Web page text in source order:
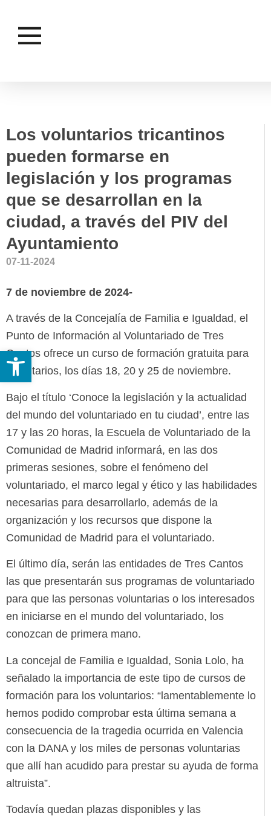
Los voluntarios tricantinos
pueden formarse en
legislación y los programas
que se desarrollan en la
ciudad, a través del PIV del
Ayuntamiento
07-11-2024
7 de noviembre de 2024-
A través de la Concejalía de Familia e Igualdad, el
Punto de Información al Voluntariado de Tres
Cantos ofrece un curso de formación gratuita para
voluntarios, los días 18, 20 y 25 de noviembre.
Bajo el título ‘Conoce la legislación y la actualidad
del mundo del voluntariado en tu ciudad’, entre las
17 y las 20 horas, la Escuela de Voluntariado de la
Comunidad de Madrid informará, en las dos
primeras sesiones, sobre el fenómeno del
voluntariado, el marco legal y ético y las habilidades
necesarias para desarrollarlo, además de la
organización y los recursos que dispone la
Comunidad de Madrid para el voluntariado.
El último día, serán las entidades de Tres Cantos
las que presentarán sus programas de voluntariado
para que las personas voluntarias o los interesados
en iniciarse en el mundo del voluntariado, los
conozcan de primera mano.
La concejal de Familia e Igualdad, Sonia Lolo, ha
señalado la importancia de este tipo de cursos de
formación para los voluntarios: “lamentablemente lo
hemos podido comprobar esta última semana a
consecuencia de la tragedia ocurrida en Valencia
con la DANA y los miles de personas voluntarias
que allí han acudido para prestar su ayuda de forma
altruista”.
Todavía quedan plazas disponibles y las
Abrir barra de herramientas